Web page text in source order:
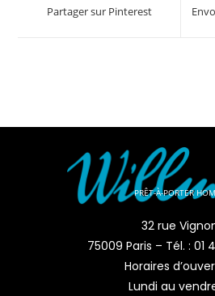
Partager sur Pinterest
PRÊT-À-PORTER
32 rue
75009 Paris – Tél. : 01
Horaires
Lundi au